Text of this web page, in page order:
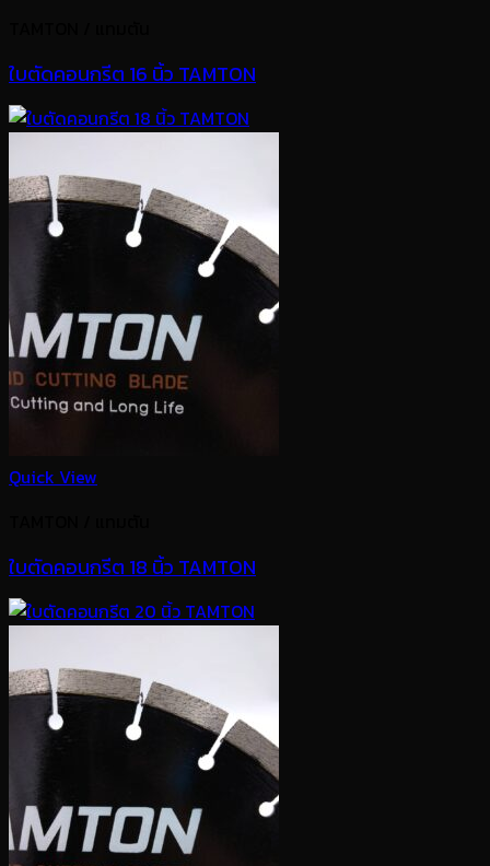
ใบตัดคอนกรีต 16 นิ้ว TAMTON
Quick View
ใบตัดคอนกรีต 18 นิ้ว TAMTON